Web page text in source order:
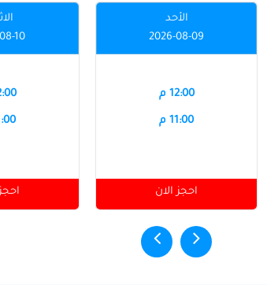
الأحد
2026-08-09
12:00 م
11:00 م
احجز الان
10